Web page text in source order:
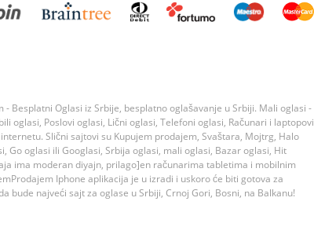
Besplatni Oglasi iz Srbije, besplatno oglašavanje u Srbiji. Mali oglasi -
oglasi, Poslovi oglasi, Lični oglasi, Telefoni oglasi, Računari i laptopovi
Slični sajtovi su Kupujem prodajem, Svaštara, Mojtrg, Halo
Go oglasi ili Googlasi, Srbija oglasi, mali oglasi, Bazar oglasi, Hit
ima moderan diyajn, prilago]en računarima tabletima i mobilnim
Iphone aplikacija je u izradi i uskoro će biti gotova za
bude najveći sajt za oglase u Srbiji, Crnoj Gori, Bosni, na Balkanu!